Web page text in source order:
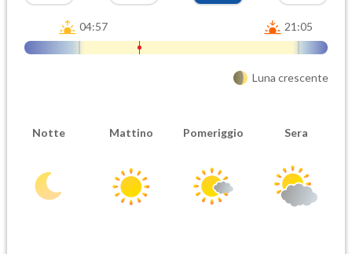
04:57 21:05
Luna crescente
Notte Mattino Pomeriggio Sera